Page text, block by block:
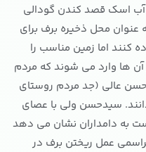
اسک قصد کندن گودالی
محل ذخیره برف برای
اما زمین مناسب را
ها وارد می شوند که مردم
عالی (جد مردم روستای
سیدحسن ولی با عصای
به دامداران نشان می دهد
عمل ریختن برف در